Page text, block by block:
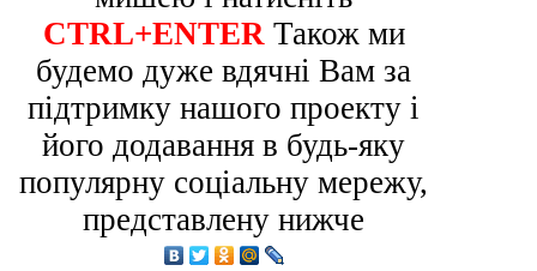
CTRL+ENTER Також ми
будемо дуже вдячні Вам за
підтримку нашого проекту і
його додавання в будь-яку
популярну соціальну мережу,
представлену нижче